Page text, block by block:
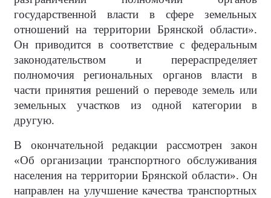
государственной власти в сфере земельных
отношений на территории Брянской области».
Он приводится в соответствие с федеральным
законодательством и перераспределяет
полномочия региональных органов власти в
части принятия решений о переводе земель или
земельных участков из одной категории в
другую.
В окончательной редакции рассмотрен закон
«Об организации транспортного обслуживания
населения на территории Брянской области». Он
направлен на улучшение качества транспортных